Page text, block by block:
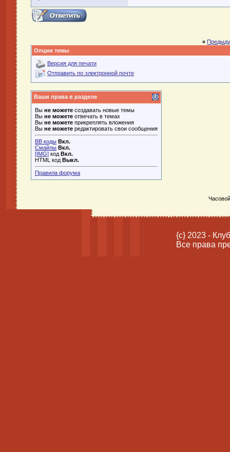
«
Опции темы
Версия для печати
Отправить по электронной почте
Ваши права в разделе
Вы не можете создавать новые темы
Вы не можете отвечать в темах
Вы не можете прикреплять вложения
Вы не можете редактировать свои сообщения
BB коды Вкл.
Смайлы Вкл.
[IMG] код Вкл.
HTML код Выкл.
Правила форума
{c} 2023 -
Все права